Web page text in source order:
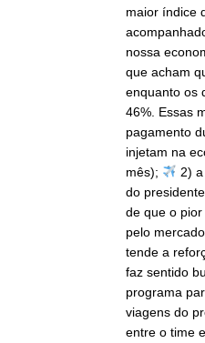
maior índice
nossa
que acham
enquanto os
46%. Essas
pagamento
injetam na
mês);
2)
do
de que o pior
pelo
tende a
faz sentido
programa
viagens do
entre o time